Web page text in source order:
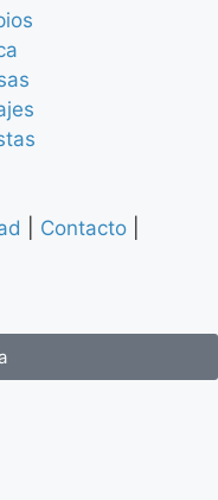
Contacto